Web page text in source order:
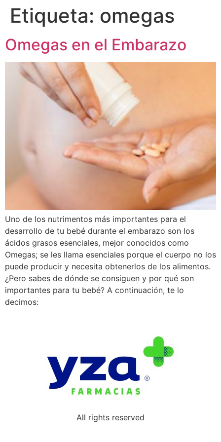
Etiqueta: omegas
Omegas en el Embarazo
Uno de los nutrimentos más importantes para el
desarrollo de tu bebé durante el embarazo son los
ácidos grasos esenciales, mejor conocidos como
Omegas; se les llama esenciales porque el cuerpo no los
puede producir y necesita obtenerlos de los alimentos.
¿Pero sabes de dónde se consiguen y por qué son
importantes para tu bebé? A continuación, te lo
decimos:
All rights reserved